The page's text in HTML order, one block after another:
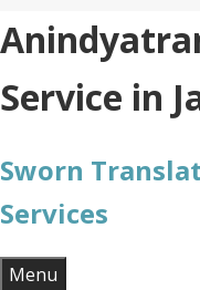
Skip
to
content
Service in
Sworn
Services
Menu